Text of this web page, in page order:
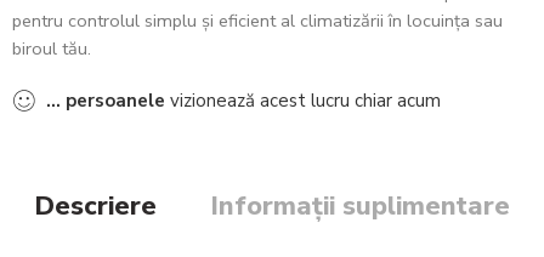
pentru controlul simplu și eficient al climatizării în locuința sau
biroul tău.
... persoanele vizionează acest lucru chiar acum
Descriere Informații suplimentare